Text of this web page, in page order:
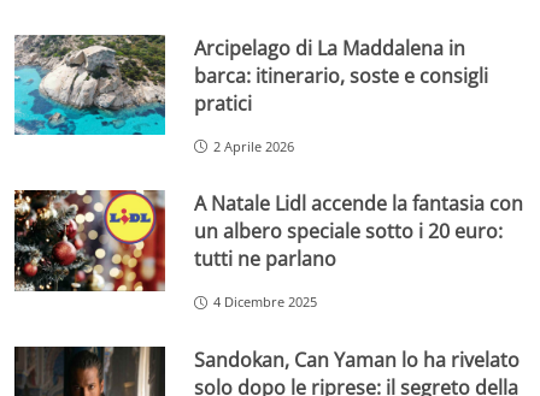
Arcipelago di La Maddalena in
barca: itinerario, soste e consigli
pratici
2 Aprile 2026
A Natale Lidl accende la fantasia con
un albero speciale sotto i 20 euro:
tutti ne parlano
4 Dicembre 2025
Sandokan, Can Yaman lo ha rivelato
solo dopo le riprese: il segreto della